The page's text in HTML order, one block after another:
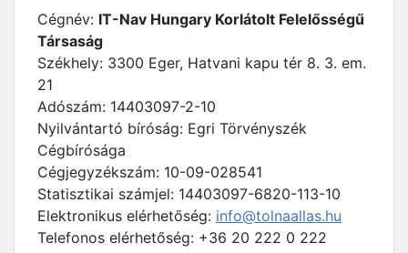
Cégnév: IT-Nav Hungary Korlátolt Felelősségű
Társaság
Székhely: 3300 Eger, Hatvani kapu tér 8. 3. em.
21
Adószám: 14403097-2-10
Nyilvántartó bíróság: Egri Törvényszék
Cégbírósága
Cégjegyzékszám: 10-09-028541
Statisztikai számjel: 14403097-6820-113-10
Elektronikus elérhetőség: info@tolnaallas.hu
Telefonos elérhetőség: +36 20 222 0 222